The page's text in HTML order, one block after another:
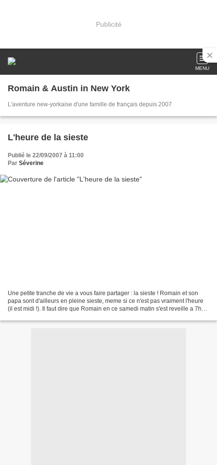
Publicité
MENU
Romain & Austin in New York
L'aventure new-yorkaise d'une famille de français depuis 2007
L'heure de la sieste
Publié le 22/09/2007 à 11:00
Par Séverine
Une petite tranche de vie a vous faire partager : la sieste ! Romain et son
papa sont d'ailleurs en pleine sieste, meme si ce n'est pas vraiment l'heure
(il est midi !). Il faut dire que Romain en ce samedi matin s'est reveille a 7h